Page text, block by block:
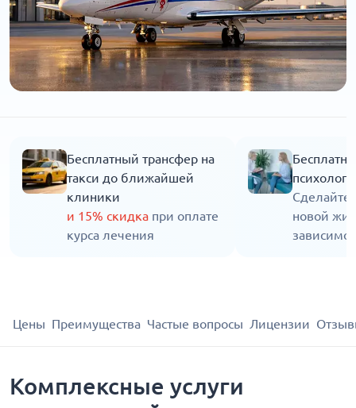
Бесплатный трансфер на
такси до ближайшей
клиники
и 15% скидка при оплате
курса лечения
психолога
Сделайте
новой
Цены Преимущества Частые вопросы Лицензии
Комплексные услуги